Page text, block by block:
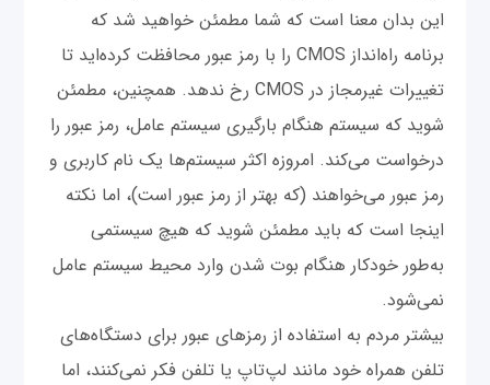
این بدان معنا است که شما مطمئن خواهید شد که
برنامه راه‌انداز CMOS را با رمز عبور محافظت کرده‌اید تا
تغییرات غیرمجاز در CMOS رخ ندهد. همچنین، مطمئن
شوید که سیستم هنگام بارگیری سیستم عامل، رمز عبور را
درخواست می‌کند. امروزه اکثر سیستم‌ها یک نام کاربری و
رمز عبور می‌خواهند (که بهتر از رمز عبور است)، اما نکته
اینجا است که باید مطمئن شوید که هیچ سیستمی
به‌طور خودکار هنگام بوت شدن وارد محیط سیستم عامل
نمی‌شود.
بیشتر مردم به استفاده از رمزهای عبور برای دستگاه‌های
تلفن همراه خود مانند لپ‌تاپ یا تلفن فکر نمی‌کنند، اما